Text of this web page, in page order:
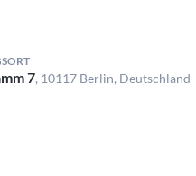
CRÈME-BRÛLÉE
Candle-Light-Dinner und
7, 10117 Berlin, Deutschland